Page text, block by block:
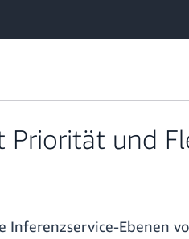
und
Inferenzservice-Ebenen